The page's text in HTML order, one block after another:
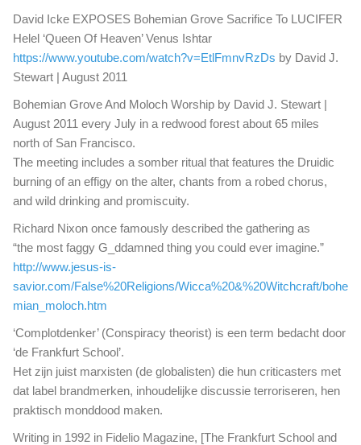
David Icke EXPOSES Bohemian Grove Sacrifice To LUCIFER
Helel ‘Queen Of Heaven’ Venus Ishtar
https://www.youtube.com/watch?v=EtlFmnvRzDs by David J.
Stewart | August 2011
Bohemian Grove And Moloch Worship by David J. Stewart |
August 2011 every July in a redwood forest about 65 miles
north of San Francisco.
The meeting includes a somber ritual that features the Druidic
burning of an effigy on the alter, chants from a robed chorus,
and wild drinking and promiscuity.
Richard Nixon once famously described the gathering as
“the most faggy G_ddamned thing you could ever imagine.”
http://www.jesus-is-
savior.com/False%20Religions/Wicca%20&%20Witchcraft/bohe
mian_moloch.htm
‘Complotdenker’ (Conspiracy theorist) is een term bedacht door
‘de Frankfurt School’.
Het zijn juist marxisten (de globalisten) die hun criticasters met
dat label brandmerken, inhoudelijke discussie terroriseren, hen
praktisch monddood maken.
Writing in 1992 in Fidelio Magazine, [The Frankfurt School and